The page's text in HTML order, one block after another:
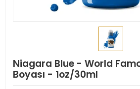
Niagara Blue - World
Boyası - 1oz/30ml